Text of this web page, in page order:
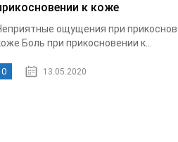
к коже
ощущения при
Боль при прикосновении к...
0 13.05.2020